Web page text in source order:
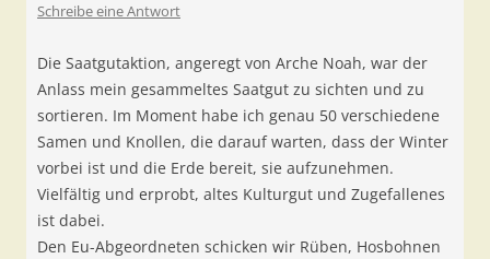
Schreibe eine Antwort
Die Saatgutaktion, angeregt von Arche Noah, war der
Anlass mein gesammeltes Saatgut zu sichten und zu
sortieren. Im Moment habe ich genau 50 verschiedene
Samen und Knollen, die darauf warten, dass der Winter
vorbei ist und die Erde bereit, sie aufzunehmen.
Vielfältig und erprobt, altes Kulturgut und Zugefallenes
ist dabei.
Den Eu-Abgeordneten schicken wir Rüben, Hosbohnen